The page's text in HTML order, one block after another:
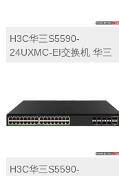
H3C华三S5590-
24UXMC-EI交换机 华三
H3C华三S5590-